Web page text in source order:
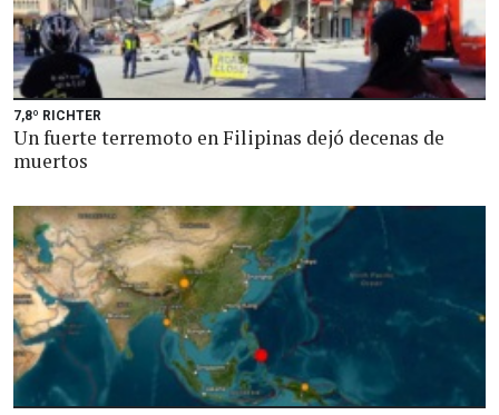
7,8º RICHTER
Un fuerte terremoto en Filipinas dejó decenas de
muertos